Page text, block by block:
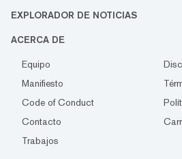
EXPLORADOR DE NOTICIAS
ACERCA DE
Equipo
Manifiesto
Code of Conduct
Contacto
Trabajos